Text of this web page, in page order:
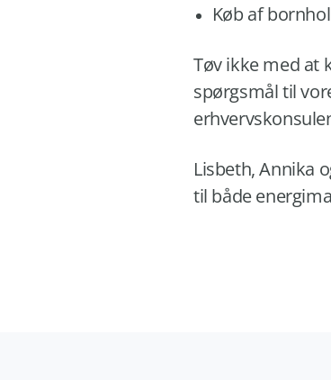
Køb af
Tøv ikke med at
spørgsmål til
Lisbeth, Annika
til både